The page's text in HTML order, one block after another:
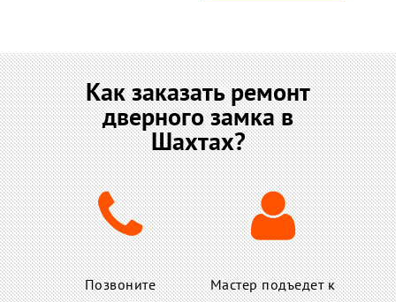
Как заказать ремонт
дверного замка в
Шахтах?
Позвоните
Мастер подъедет к